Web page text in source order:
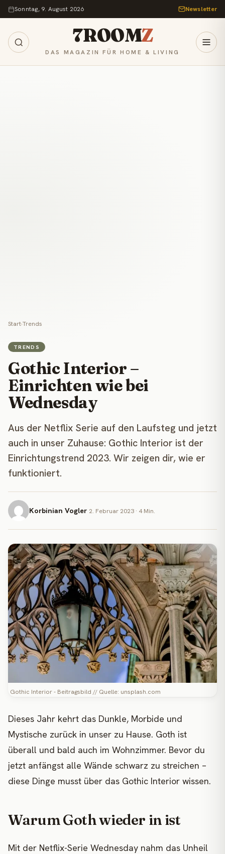
Zum Inhalt springen
Sonntag, 9. August 2026 Newsletter
7ROOMZ
DAS MAGAZIN FÜR HOME & LIVING
Start›Trends
TRENDS
Gothic Interior –
Einrichten wie bei
Wednesday
Aus der Netflix Serie auf den Laufsteg und jetzt
auch in unser Zuhause: Gothic Interior ist der
Einrichtungstrend 2023. Wir zeigen dir, wie er
funktioniert.
Korbinian Vogler 2. Februar 2023 · 4 Min.
Gothic Interior - Beitragsbild // Quelle: unsplash.com
Dieses Jahr kehrt das Dunkle, Morbide und
Mystische zurück in unser zu Hause. Goth ist
überall und bald auch im Wohnzimmer. Bevor du
jetzt anfängst alle Wände schwarz zu streichen –
diese Dinge musst über das Gothic Interior wissen.
Warum Goth wieder in ist
Mit der Netflix-Serie Wednesday nahm das Unheil